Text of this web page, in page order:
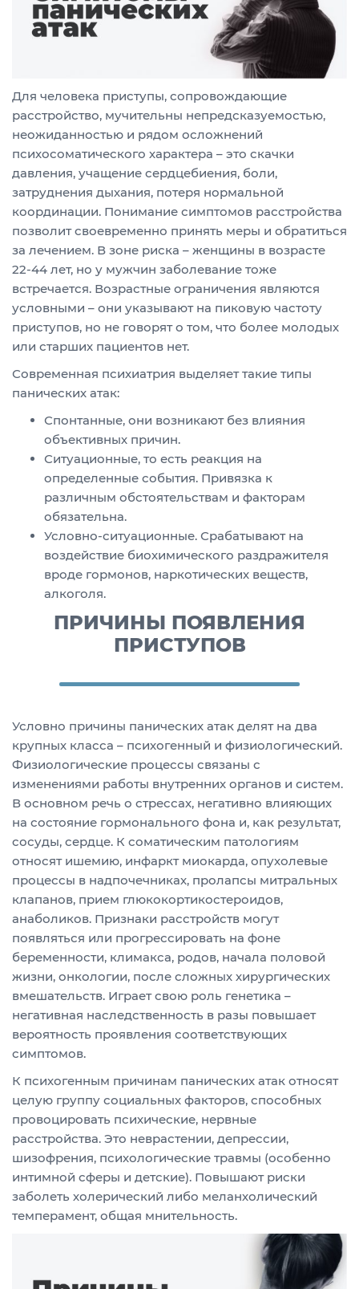
Для человека приступы, сопровождающие
расстройство, мучительны непредсказуемостью,
неожиданностью и рядом осложнений
психосоматического характера – это скачки
давления, учащение сердцебиения, боли,
затруднения дыхания, потеря нормальной
координации. Понимание симптомов расстройства
позволит своевременно принять меры и обратиться
за лечением. В зоне риска – женщины в возрасте
22-44 лет, но у мужчин заболевание тоже
встречается. Возрастные ограничения являются
условными – они указывают на пиковую частоту
приступов, но не говорят о том, что более молодых
или старших пациентов нет.
Современная психиатрия выделяет такие типы
панических атак:
Спонтанные, они возникают без влияния
объективных причин.
Ситуационные, то есть реакция на
определенные события. Привязка к
различным обстоятельствам и факторам
обязательна.
Условно-ситуационные. Срабатывают на
воздействие биохимического раздражителя
вроде гормонов, наркотических веществ,
алкоголя.
ПРИЧИНЫ ПОЯВЛЕНИЯ
ПРИСТУПОВ
Условно причины панических атак делят на два
крупных класса – психогенный и физиологический.
Физиологические процессы связаны с
изменениями работы внутренних органов и систем.
В основном речь о стрессах, негативно влияющих
на состояние гормонального фона и, как результат,
сосуды, сердце. К соматическим патологиям
относят ишемию, инфаркт миокарда, опухолевые
процессы в надпочечниках, пролапсы митральных
клапанов, прием глюкокортикостероидов,
анаболиков. Признаки расстройств могут
появляться или прогрессировать на фоне
беременности, климакса, родов, начала половой
жизни, онкологии, после сложных хирургических
вмешательств. Играет свою роль генетика –
негативная наследственность в разы повышает
вероятность проявления соответствующих
симптомов.
К психогенным причинам панических атак относят
целую группу социальных факторов, способных
провоцировать психические, нервные
расстройства. Это неврастении, депрессии,
шизофрения, психологические травмы (особенно
интимной сферы и детские). Повышают риски
заболеть холерический либо меланхолический
темперамент, общая мнительность.